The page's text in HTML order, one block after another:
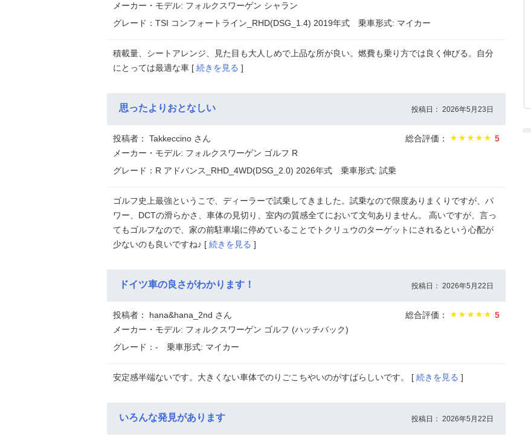
メーカー・モデル: フォルクスワーゲン シャラン
グレード：TSI コンフォートライン_RHD(DSG_1.4) 2019年式
乗車形式: マイカー
積載量、シートアレンジ、見た目も大人しめで上品な所が良い。燃費も乗り方では良く伸びる。自分
にとっては最適な車 [ 続きを見る ]
思ったよりおとなしい 投稿日： 2026年5月23日
投稿者： Takkeccino さん 総合評価：
5
メーカー・モデル: フォルクスワーゲン ゴルフ R
グレード：R アドバンス_RHD_4WD(DSG_2.0) 2026年式
乗車形式: 試乗
ゴルフ史上最強というこで、ディーラーで試乗してきました。試乗なので限度ありまくりですが、パ
ワー、DCTの滑らかさ、車体の見切り、室内の質感全てにおいて文句ありません。 高いですが、言っ
てもゴルフなので、家の前駐車場に停めていることでトクリュウのターゲットにされるという心配が
少ないのも良いですね♪ [ 続きを見る ]
ドイツ車の良さがわかります！ 投稿日： 2026年5月22日
投稿者： hana&hana_2nd さん 総合評価：
5
メーカー・モデル: フォルクスワーゲン ゴルフ (ハッチバック)
グレード：-
乗車形式: マイカー
安定感半端ないです。大きくない車体でのりごこちやいのがすばらしいです。 [ 続きを見る ]
いろんな発見があります 投稿日： 2026年5月22日